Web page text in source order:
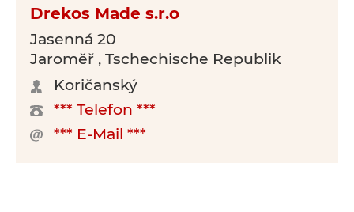
Drekos Made s.r.o
Jasenná 20
Jaroměř , Tschechische Republik
Koričanský
*** Telefon ***
*** E-Mail ***